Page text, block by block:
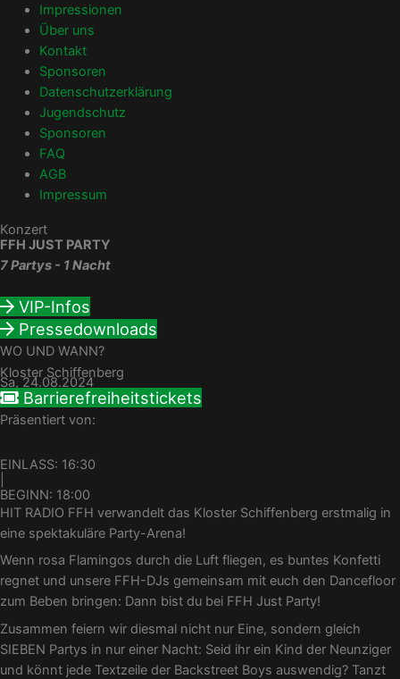
Impressionen
Über uns
Kontakt
Sponsoren
Datenschutzerklärung
Jugendschutz
Sponsoren
FAQ
AGB
Impressum
Konzert
FFH JUST PARTY
7 Partys - 1 Nacht
VIP-Infos
Pressedownloads
WO UND WANN?
Kloster Schiffenberg
Sa, 24.08.2024
Barrierefreiheitstickets
Präsentiert von:
EINLASS: 16:30
BEGINN: 18:00
HIT RADIO FFH verwandelt das Kloster Schiffenberg erstmalig in
eine spektakuläre Party-Arena!
Wenn rosa Flamingos durch die Luft fliegen, es buntes Konfetti
regnet und unsere FFH-DJs gemeinsam mit euch den Dancefloor
zum Beben bringen: Dann bist du bei FFH Just Party!
Zusammen feiern wir diesmal nicht nur Eine, sondern gleich
SIEBEN Partys in nur einer Nacht: Seid ihr ein Kind der Neunziger
und könnt jede Textzeile der Backstreet Boys auswendig? Tanzt